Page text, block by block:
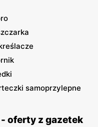
samoprzylepne
oferty z gazetek